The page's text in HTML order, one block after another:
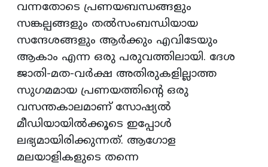
വന്നതോടെ പ്രണയബന്ധങ്ങളും
സങ്കല്പങ്ങളും തല്‍സംബന്ധിയായ
സന്ദേശങ്ങളും ആര്‍ക്കും എവിടേയും
ആകാം എന്ന ഒരു പരുവത്തിലായി. ദേശ
ജാതി-മത-വര്‍ക്ഷ അതിരുകളില്ലാത്ത
സുഗമമായ പ്രണയത്തിന്റെ ഒരു
വസന്തകാലമാണ് സോഷ്യല്‍
മീഡിയായില്‍ക്കൂടെ ഇപ്പോള്‍
ലഭ്യമായിരിക്കുന്നത്. ആഗോള
മലയാളികളുടെ തന്നെ